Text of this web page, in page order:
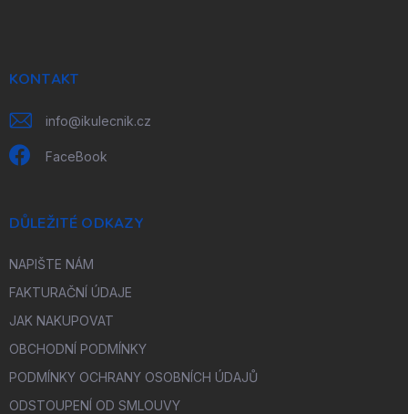
KONTAKT
info@ikulecnik.cz
FaceBook
DŮLEŽITÉ ODKAZY
NAPIŠTE NÁM
FAKTURAČNÍ ÚDAJE
JAK NAKUPOVAT
OBCHODNÍ PODMÍNKY
PODMÍNKY OCHRANY OSOBNÍCH ÚDAJŮ
ODSTOUPENÍ OD SMLOUVY